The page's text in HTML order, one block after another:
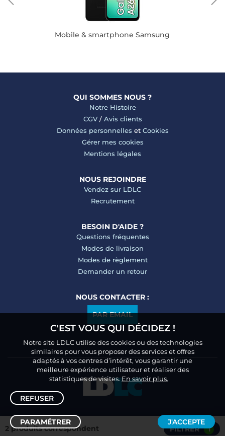
Trier /Filtrer
2 produits correspondent FILTRER 1
Mobile & smartphone Samsung
QUI SOMMES NOUS ?
Notre Histoire
CGV/ Avis clients
Données personnelles et Cookies
Gérer mes cookies
Mentions légales
NOUS REJOINDRE
Vendez sur LDLC
Recrutement
BESOIN D'AIDE ?
Questions fréquentes
Modes de livraison
Modes de règlement
Demander un retour
NOUS CONTACTER :
PAR EMAIL
C'EST VOUS QUI DÉCIDEZ !
Notre site LDLC utilise des cookies ou des technologies
similaires pour vous proposer des services et offres
adaptés à vos centres d’intérêt, vous garantir une
meilleure expérience utilisateur et réaliser des
statistiques de visites.En savoir plus.
REFUSER
PARAMÉTRER J'ACCEPTE